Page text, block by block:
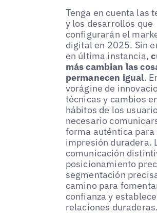
Tenga en cuenta las
y los desarrollos que
configurarán el
digital en 2025. Sin
en última instancia,
más cambian las
permanecen igual.
vorágine de
técnicas y cambios
hábitos de los
necesario
forma auténtica para
impresión duradera.
comunicación
posicionamiento
segmentación
camino para
confianza y
relaciones duraderas.